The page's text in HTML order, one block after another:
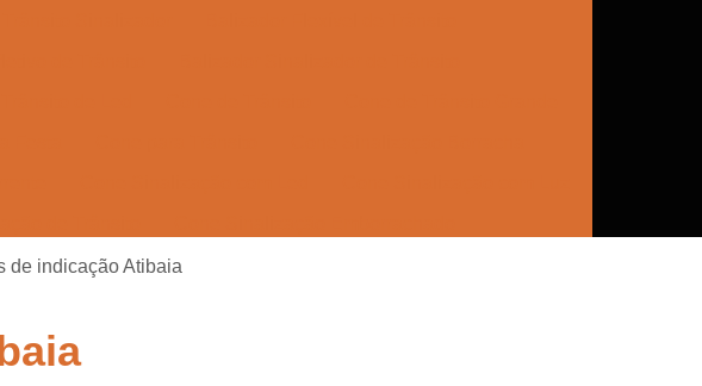
Trânsito
Cone Trânsito
de Rodovias
de indicação Atibaia